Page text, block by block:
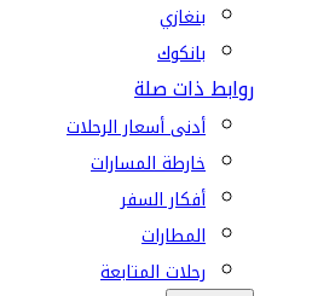
بنغازي
بانكوك
روابط ذات صلة
أدنى أسعار الرحلات
خارطة المسارات
أفكار السفر
المطارات
رحلات المتابعة